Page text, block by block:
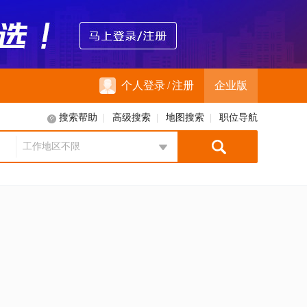
个人登录/注册 企业版
搜索帮助 高级搜索 地图搜索 职位导航
工作地区不限